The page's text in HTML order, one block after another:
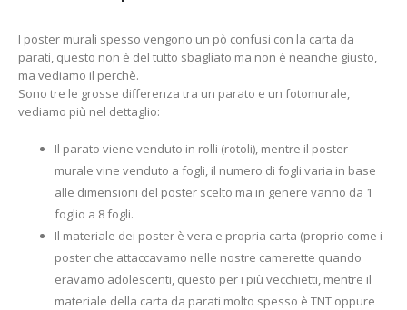
I poster murali spesso vengono un pò confusi con la carta da
parati, questo non è del tutto sbagliato ma non è neanche giusto,
ma vediamo il perchè.
Sono tre le grosse differenza tra un parato e un fotomurale,
vediamo più nel dettaglio:
Il parato viene venduto in rolli (rotoli), mentre il poster
murale vine venduto a fogli, il numero di fogli varia in base
alle dimensioni del poster scelto ma in genere vanno da 1
foglio a 8 fogli.
Il materiale dei poster è vera e propria carta (proprio come i
poster che attaccavamo nelle nostre camerette quando
eravamo adolescenti, questo per i più vecchietti, mentre il
materiale della carta da parati molto spesso è TNT oppure